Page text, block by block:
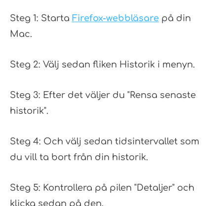
Steg 1: Starta Firefox-webbläsare på din
Mac.
Steg 2: Välj sedan fliken Historik i menyn.
Steg 3: Efter det väljer du "Rensa senaste
historik".
Steg 4: Och välj sedan tidsintervallet som
du vill ta bort från din historik.
Steg 5: Kontrollera på pilen "Detaljer" och
klicka sedan på den.